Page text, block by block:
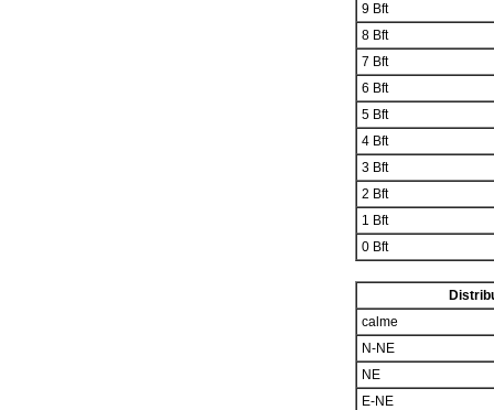
9 Bft
8 Bft
7 Bft
6 Bft
5 Bft
4 Bft
3 Bft
2 Bft
1 Bft
0 Bft
calme
N-NE
NE
E-NE